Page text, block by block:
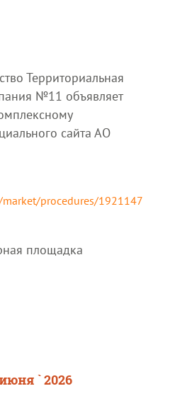
Территориальная
№11 объявляет
сайта АО
procedures/1921147
площадка
` 2026